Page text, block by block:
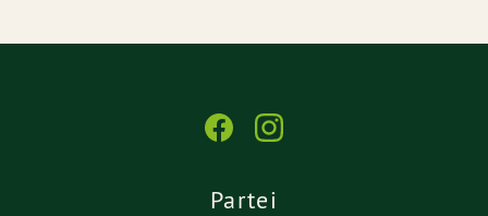
Partei